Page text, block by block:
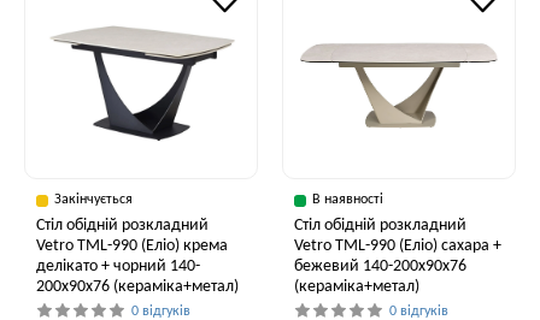
Закінчується
Стіл обідній розкладний
Vetro TML-990 (Еліо) крема
делікато + чорний 140-
200x90x76 (кераміка+метал)
0 відгуків
В наявності
Стіл обідній розкладний
Vetro ТМL-990 (Еліо) сахара +
бежевий 140-200x90x76
(кераміка+метал)
0 відгуків